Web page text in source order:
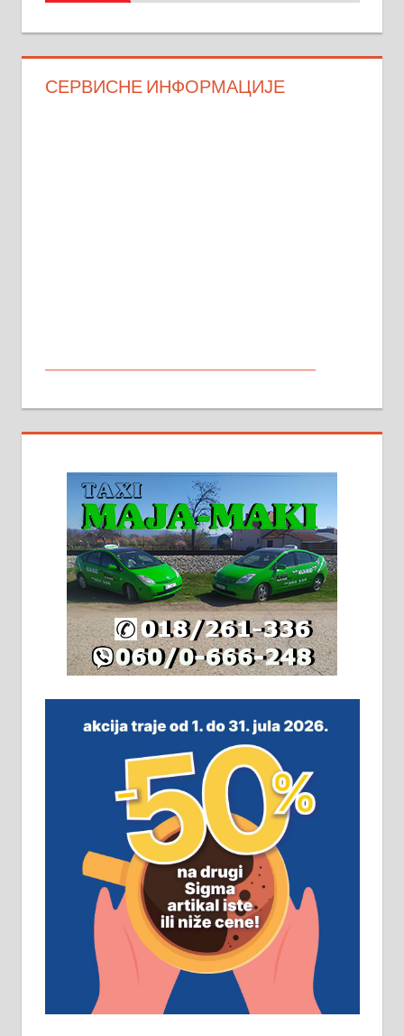
СЕРВИСНЕ ИНФОРМАЦИЈЕ
стамбене целине једна уз другу.
2х150м2, две гараже, централно
грејање на гас и дрва. Две
адресе. 063/71-74-023
Издајем комплетно опремљену
халу на Житковачком путу, на
плацу површине око 7 ари.
064/321-80-51; 063/102-35-25
м2 са плацем од 8 ари у Зеленом
виру у Алексинцу. Могућа
замена. 064/21-63-584
ПОСЛОВНИ ОГЛАСИ
Рудник и флотација Рудник
д.о.о. Рудник запошљава 20
помоћника рудара. Услови:
Основна школа, пожељно радно
искуство на истим и сличним
пословима, али не и неопходан
услов. Обезбеђен смештај,
превоз, исхрана. 032/57-41-122 –
локал 22